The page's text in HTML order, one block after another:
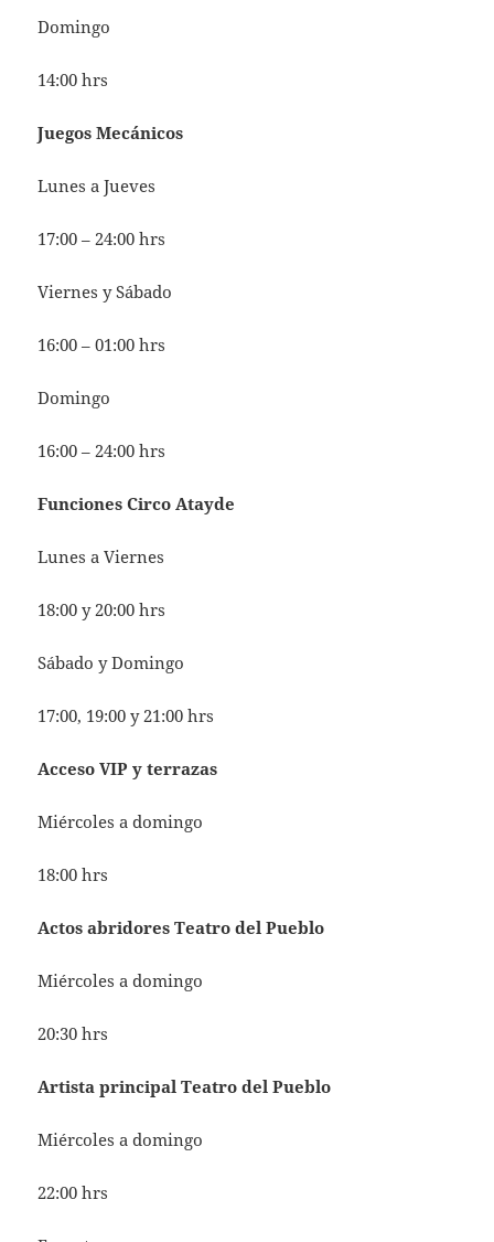
Domingo
14:00 hrs
Juegos Mecánicos
Lunes a Jueves
17:00 – 24:00 hrs
Viernes y Sábado
16:00 – 01:00 hrs
Domingo
16:00 – 24:00 hrs
Funciones Circo Atayde
Lunes a Viernes
18:00 y 20:00 hrs
Sábado y Domingo
17:00, 19:00 y 21:00 hrs
Acceso VIP y terrazas
Miércoles a domingo
18:00 hrs
Actos abridores Teatro del Pueblo
Miércoles a domingo
20:30 hrs
Artista principal Teatro del Pueblo
Miércoles a domingo
22:00 hrs